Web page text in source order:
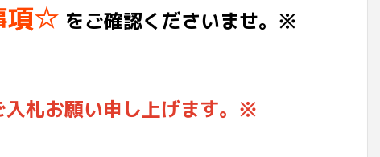
項☆ をご確認くださいませ。※
札お願い申し上げます。※